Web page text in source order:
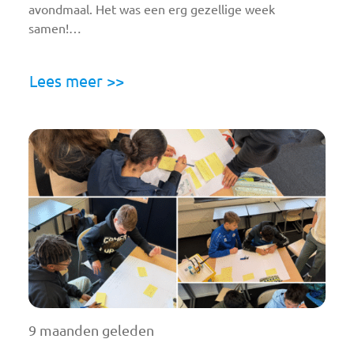
avondmaal. Het was een erg gezellige week
samen!…
Lees meer >>
9 maanden geleden